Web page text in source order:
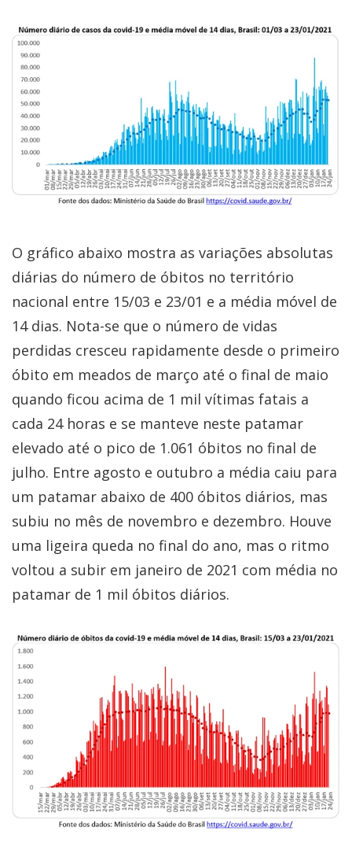
O gráfico abaixo mostra as variações absolutas
diárias do número de óbitos no território
nacional entre 15/03 e 23/01 e a média móvel de
14 dias. Nota-se que o número de vidas
perdidas cresceu rapidamente desde o primeiro
óbito em meados de março até o final de maio
quando ficou acima de 1 mil vítimas fatais a
cada 24 horas e se manteve neste patamar
elevado até o pico de 1.061 óbitos no final de
julho. Entre agosto e outubro a média caiu para
um patamar abaixo de 400 óbitos diários, mas
subiu no mês de novembro e dezembro. Houve
uma ligeira queda no final do ano, mas o ritmo
voltou a subir em janeiro de 2021 com média no
patamar de 1 mil óbitos diários.